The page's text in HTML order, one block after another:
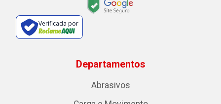
Verificada por
Departamentos
Abrasivos